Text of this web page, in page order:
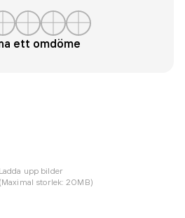
ett omdöme
Ladda upp bilder
(Maximal storlek: 20MB)